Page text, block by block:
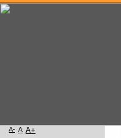
Accueil
A- A A+